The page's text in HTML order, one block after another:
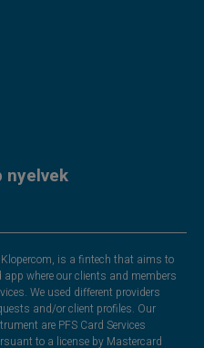
nyelvek
is a fintech that aims to
where our clients and members
We used different providers
and/or client profiles. Our
are PFS Card Services
to a license by Mastercard